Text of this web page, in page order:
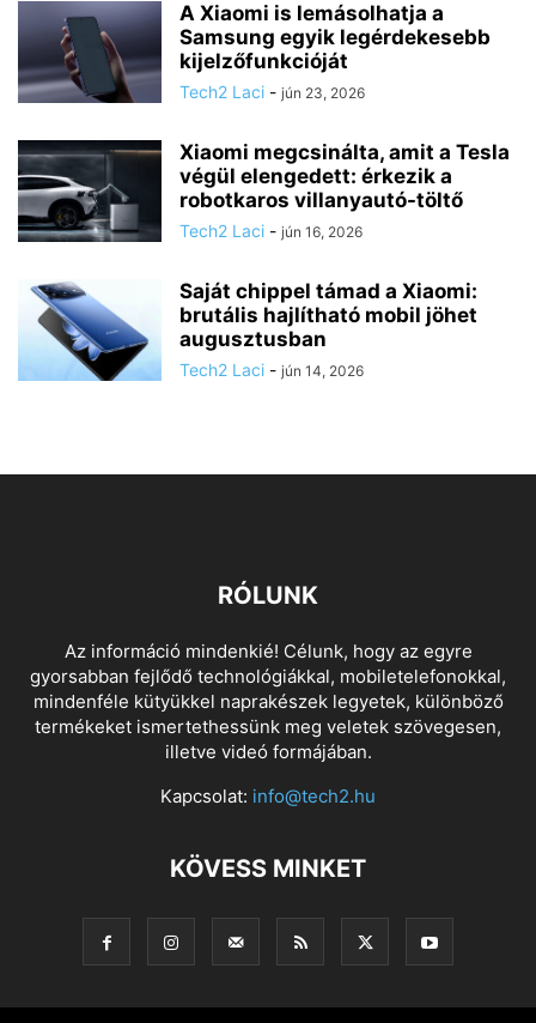
A Xiaomi is lemásolhatja a
Samsung egyik legérdekesebb
kijelzőfunkcióját
Tech2 Laci - jún 23, 2026
Xiaomi megcsinálta, amit a Tesla
végül elengedett: érkezik a
robotkaros villanyautó-töltő
Tech2 Laci - jún 16, 2026
Saját chippel támad a Xiaomi:
brutális hajlítható mobil jöhet
augusztusban
Tech2 Laci - jún 14, 2026
RÓLUNK
Az információ mindenkié! Célunk, hogy az egyre
gyorsabban fejlődő technológiákkal, mobiletelefonokkal,
mindenféle kütyükkel naprakészek legyetek, különböző
termékeket ismertethessünk meg veletek szövegesen,
illetve videó formájában.
Kapcsolat: info@tech2.hu
KÖVESS MINKET